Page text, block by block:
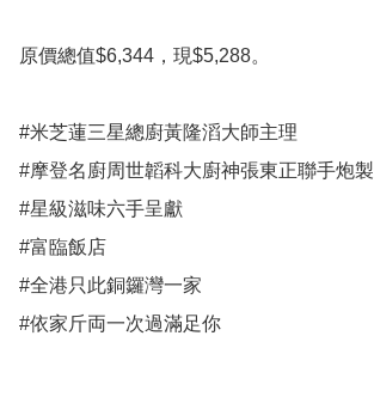
原價總值$6,344，現$5,288。
#米芝蓮三星總廚黃隆滔大師主理
#摩登名廚周世韜科大廚神張東正聯手炮製
#星級滋味六手呈獻
#富臨飯店
#全港只此銅鑼灣一家
#依家斤両一次過滿足你